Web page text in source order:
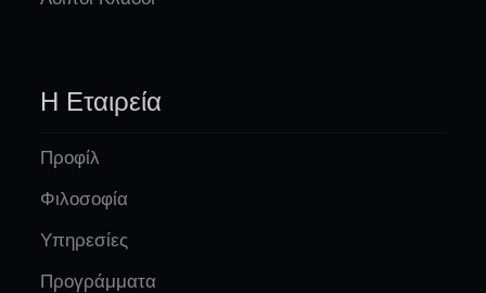
Η Εταιρεία
Προφίλ
Φιλοσοφία
Υπηρεσίες
Προγράμματα